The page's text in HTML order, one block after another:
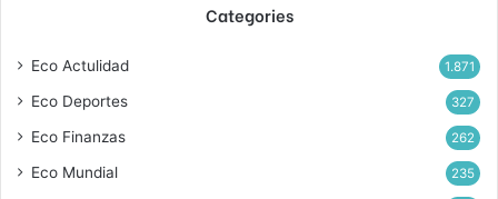
Categories
Eco Actulidad 1.871
Eco Deportes 327
Eco Finanzas 262
Eco Mundial 235